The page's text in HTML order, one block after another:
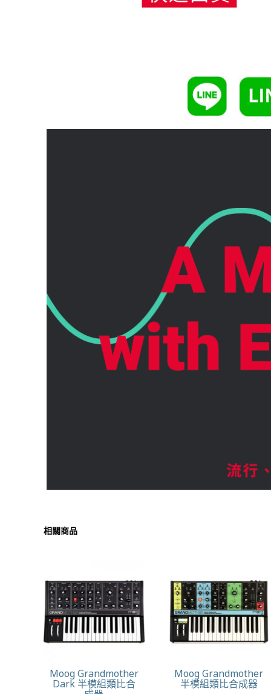
相關商品
Moog Grandmother
Dark 半模組類比合
Moog Grandmother
半模組類比合成器